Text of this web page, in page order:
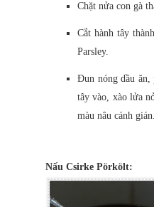
Chặt nửa con gà
Cắt hành tây
Parsley.
Đun nóng dầu
tây vào, xào lửa
màu nâu cánh gián.
Nấu Csirke Pörkölt: